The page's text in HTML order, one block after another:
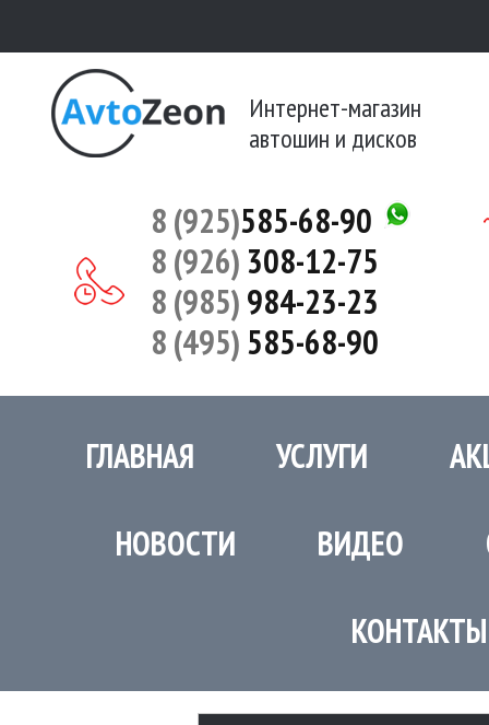
Интернет-магазин
автошин и дисков
8 (925)585-68-90
8 (926) 308-12-75
8 (985)984-23-23
8 (495)585-68-90
ГЛАВНАЯ УСЛУГИ
НОВОСТИ ВИДЕО
КОНТАКТЫ